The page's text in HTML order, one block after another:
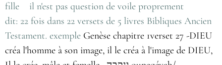
fille il n'est pas question de voile proprement
dit: 22 fois dans 22 versets de 5 livres Bibliques Ancien
Testament. exemple Genèse chapitre 1verset 27 -DIEU
créa l'homme à son image, il le créa à l'image de DIEU,